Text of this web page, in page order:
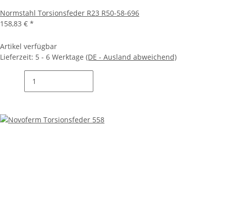
Normstahl Torsionsfeder R23 R50-58-696
158,83 € *
Artikel verfügbar
Lieferzeit: 5 - 6 Werktage (DE - Ausland abweichend)